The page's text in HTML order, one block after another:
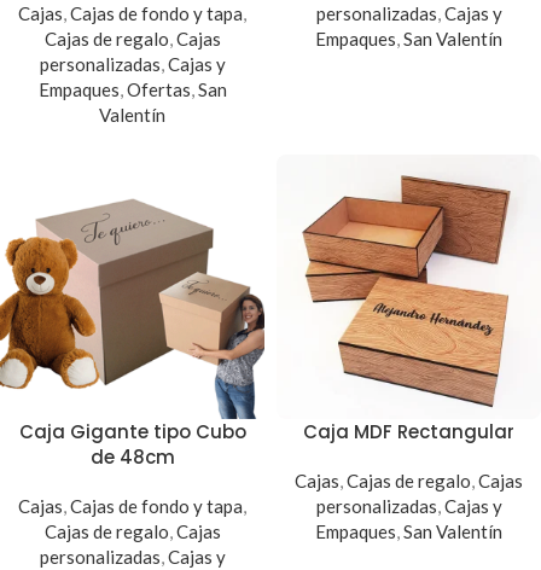
Cajas,Cajas de fondo y tapa,
Cajas de regalo,Cajas
personalizadas,Cajas y
Empaques,Ofertas,San
Valentín
personalizadas,Cajas y
Empaques,San Valentín
Caja Gigante tipo Cubo
de 48cm
Cajas,Cajas de fondo y tapa,
Cajas de regalo,Cajas
personalizadas,Cajas y
Caja MDF Rectangular
Cajas,Cajas de regalo,Cajas
personalizadas,Cajas y
Empaques,San Valentín